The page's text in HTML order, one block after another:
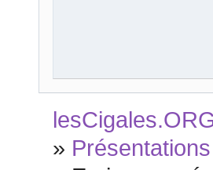
» Présentations